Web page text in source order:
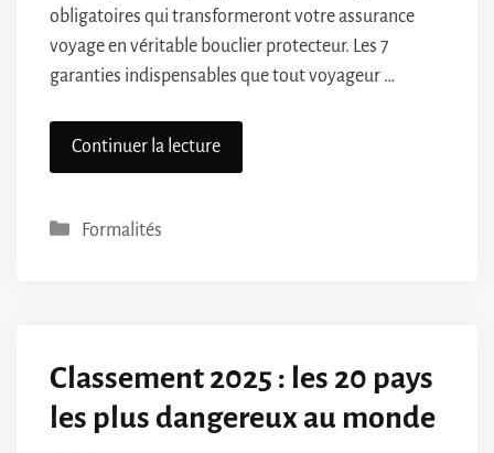
obligatoires qui transformeront votre assurance
voyage en véritable bouclier protecteur. Les 7
garanties indispensables que tout voyageur …
Continuer la lecture
Catégories
Formalités
Classement 2025 : les 20 pays
les plus dangereux au monde